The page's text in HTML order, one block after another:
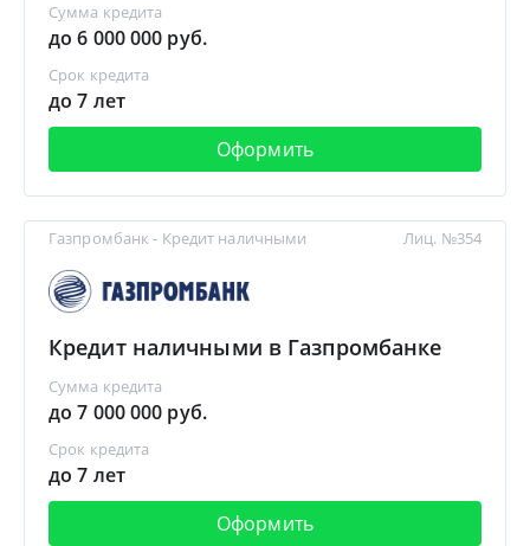
Сумма кредита
до 6 000 000 руб.
Срок кредита
до 7 лет
Оформить
Газпромбанк - Кредит наличными
Кредит наличными в Газпромбанке
Сумма кредита
до 7 000 000 руб.
Срок кредита
до 7 лет
Оформить
Лиц. №354